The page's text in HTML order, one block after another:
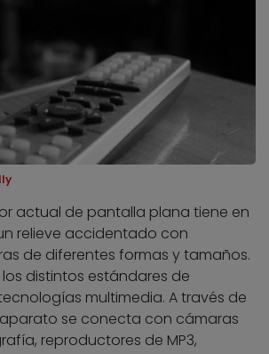
actual de pantalla plana tiene en
relieve accidentado con
de diferentes formas y tamaños.
distintos estándares de
multimedia. A través de
se conecta con cámaras
reproductores de MP3,